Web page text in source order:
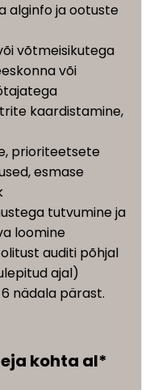
alginfo ja ootuste
võtmeisikutega
või
kaardistamine,
prioriteetsete
esmase
tutvumine ja
loomine
auditi põhjal
ajal)
nädala pärast.
kohta al*